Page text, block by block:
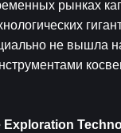
рынках
не вышла
Exploration